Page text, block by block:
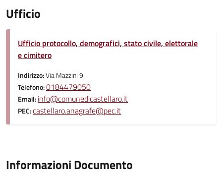
Ufficio
Ufficio protocollo, demografici, stato civile, elettorale
e cimitero
Indirizzo:Via Mazzini 9
Telefono:0184479050
Email:info@comunedicastellaro.it
PEC:castellaro.anagrafe@pec.it
Informazioni Documento